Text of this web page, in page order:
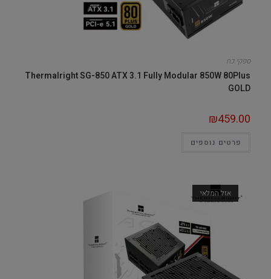
ספקי כח
Thermalright SG-850 ATX 3.1 Fully Modular 850W 80Plus
GOLD
₪459.00
פרטים נוספים
אזל המלאי